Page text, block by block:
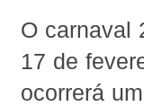
O carnaval
17 de
ocorrerá